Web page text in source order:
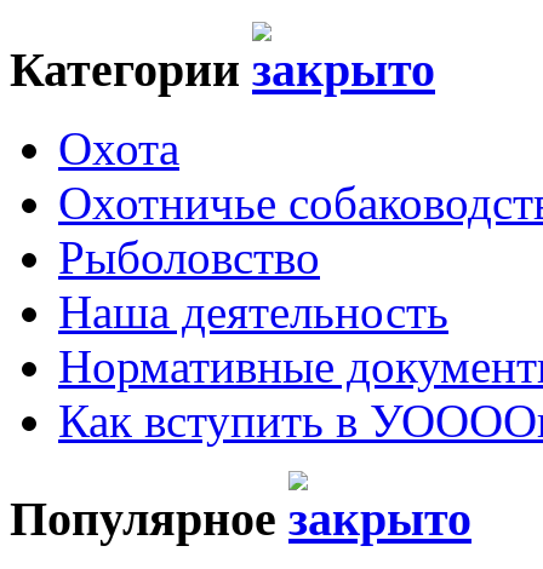
Категории
Охота
Охотничье
Рыболовство
Наша деятельность
Нормативные
Как вступить в
Популярное